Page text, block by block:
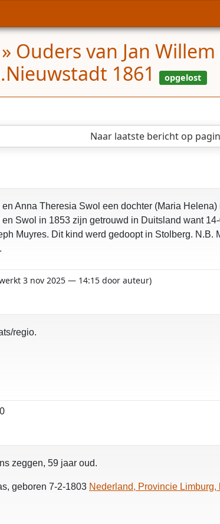
» Ouders van Jan
1861
Naar laatste berichtop
Anna Theresia Swol een dochter (Maria
Swol in 1853 zijn getrouwd in Duitsland want
Muyres. Dit kind werd gedoopt in Stolberg.
3 nov 2025 — 14:15 door auteur)
regio.
zeggen, 59 jaar oud.
geboren 7-2-1803 Nederland, Provincie